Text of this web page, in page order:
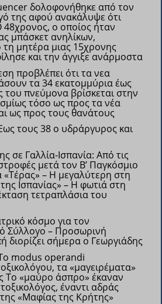
δολοφονήθηκε από τον
της αφού ανακάλυψε ότι
48χρονος, ο οποίος ήταν
μπάσκετ ανηλίκων,
μητέρα μιας 15χρονης
και την άγγιξε ανάρμοστα
προβλέπει ότι τα νεα
τα 34 εκατομμύρια έως
του πνεύμονα βρίσκεται στην
τόσο ως προς τα νέα
ως προς τους θανάτους
τους 38 ο υδράργυρος και
σε Γαλλία-Ισπανία: Από τις
μετά τον Β’ Παγκόσμιο
«Τέρας» – Η μεγαλύτερη στη
Ισπανίας» – Η φωτιά στη
τετραπλάσια του
κόσμο για τον
Σύλλογο – Προσωρινή
διορίζει σήμερα ο Γεωργιάδης
modus operandi
τα «μαγειρέματα»
Το «μαύρο άσπρο» έκαναν
έναντι αδράς
«Μαφίας της Κρήτης»